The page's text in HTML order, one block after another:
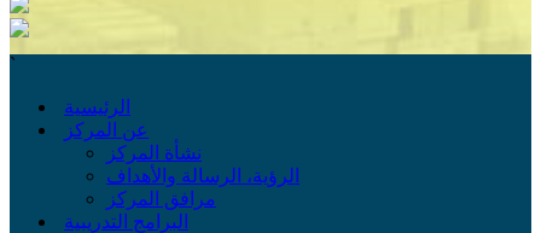
`
الرئيسية
عن المركز
نشأة المركز
الرؤية، الرسالة والأهداف
مرافق المركز
البرامج التدريبية